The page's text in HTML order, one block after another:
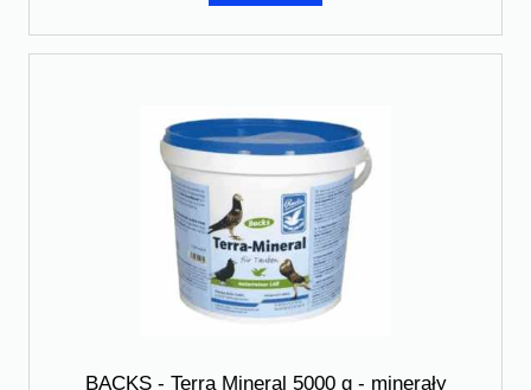
BACKS - Terra Mineral 5000 g - minerały